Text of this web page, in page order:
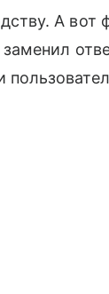
А вот